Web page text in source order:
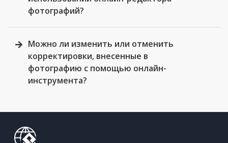
фотографий?
Можно ли изменить или отменить
корректировки, внесенные в
фотографию с помощью онлайн-
инструмента?